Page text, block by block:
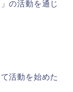
の活動を通じ
活動を始めた